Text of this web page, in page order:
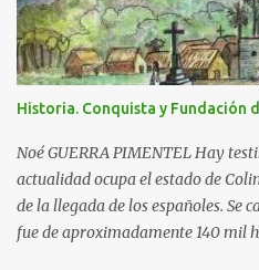
jeroglífico primitivo de "Acolman"
Coliman. En la base semicircular
bajorrelieve enmarcado por una
cotidiana de la época, como el
además dos inscripciones en
fuerte que la historia, tu leyenda
"Colima exalta aquí las virtudes
Historia. Conquista y Fundación
Noé GUERRA PIMENTEL Hay
actualidad ocupa el estado de
de la llegada de los españoles. Se
fue de aproximadamente 140 mil